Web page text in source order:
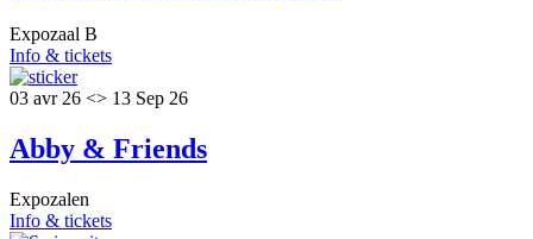
Expozaal B
Info & tickets
03 avr 26 <> 13 Sep 26
Abby & Friends
Expozalen
Info & tickets